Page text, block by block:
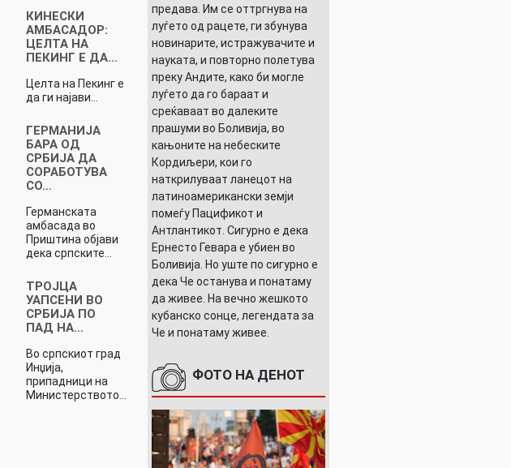
КИНЕСКИ
АМБАСАДОР:
ЦЕЛТА НА
ПЕКИНГ Е ДА…
Целта на Пекинг е
да ги најави…
ГЕРМАНИЈА
БАРА ОД
СРБИЈА ДА
СОРАБОТУВА
СО…
Германската
амбасада во
Приштина објави
дека српските…
ТРОЈЦА
УАПСЕНИ ВО
СРБИЈА ПО
ПАД НА…
Во српскиот град
Инџија,
припадници на
Министерството…
предава. Им се оттргнува на
луѓето од рацете, ги збунува
новинарите, истражувачите и
науката, и повторно полетува
преку Андите, како би могле
луѓето да го бараат и
среќаваат во далеките
прашуми во Боливија, во
кањоните на небеските
Кордиљери, кои го
наткрилуваат ланецот на
латиноамерикански земји
помеѓу Пацификот и
Антлантикот. Сигурно е дека
Ернесто Гевара е убиен во
Боливија. Но уште по сигурно е
дека Че останува и понатаму
да живее. На вечно жешкото
кубанско сонце, легендата за
Че и понатаму живее.
ФОТО НА ДЕНОТ